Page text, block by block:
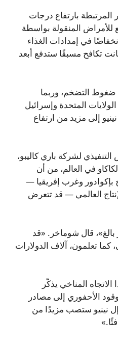
بارتفاع درجات
للأمراض المنقولة بواسطة
في إمدادات الغذاء
تكافح مسبقًا ستدفع أبعد
ضغوط التضخم، وربما
المتحدة وإسرائيل
إلى مزيد من ارتفاع
لشركة باري كاليبو،
في العالم، من أن
بإكوادور وغرب إفريقيا —
60% من الإنتاج العالمي — قد تتعرض
قال شوماخر. «قد
كما تعلمون، آلاف الدولارات
المناخي يذكّر
الأحفوري إلى مصادر
نينيو ستصب مزيدًا من